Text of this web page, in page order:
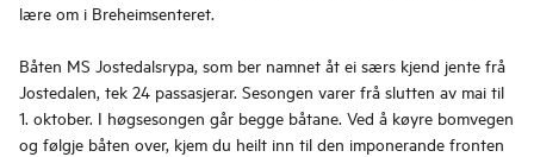
lære om i Breheimsenteret.
Båten MS Jostedalsrypa, som ber namnet åt ei særs kjend jente frå
Jostedalen, tek 24 passasjerar. Sesongen varer frå slutten av mai til
1. oktober. I høgsesongen går begge båtane. Ved å køyre bomvegen
og følgje båten over, kjem du heilt inn til den imponerande fronten